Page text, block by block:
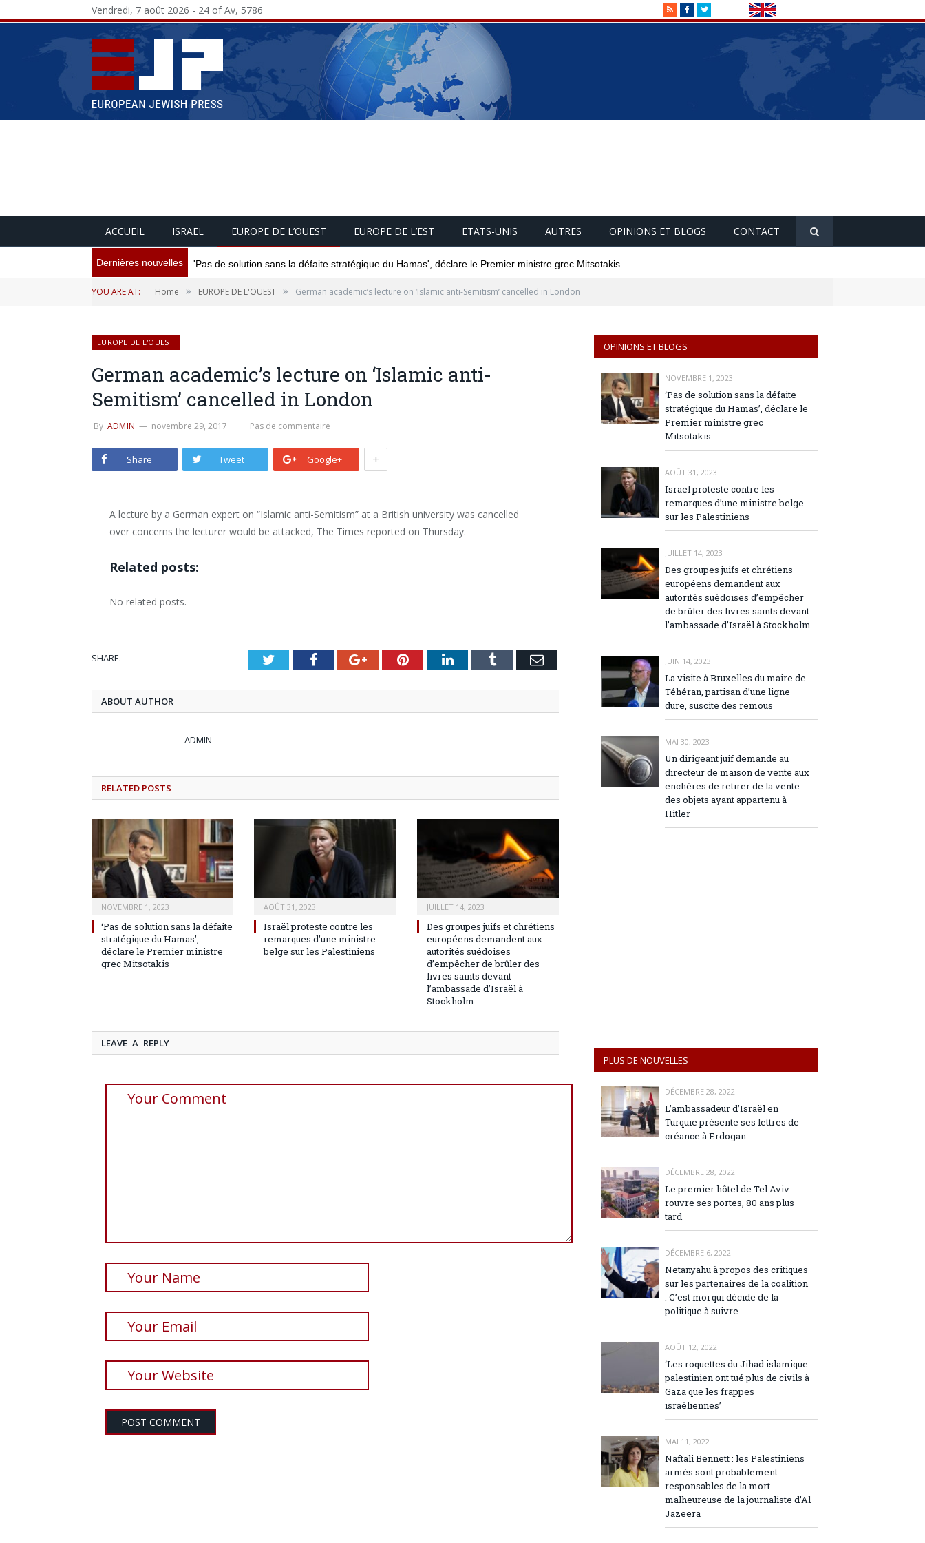
RSSFacebookTwitter
Vendredi, 7 août 2026 - 24 of Av, 5786
ACCUEIL ISRAEL EUROPE DE L’OUEST EUROPE DE L’EST ETATS-UNIS AUTRES OPINIONS ET BLOGS CONTACT
Dernières nouvelles 'Pas de solution sans la défaite stratégique du Hamas', déclare le Premier ministre grec Mitsotakis
YOU ARE AT: Home » EUROPE DE L'OUEST » German academic’s lecture on ‘Islamic anti-Semitism’ cancelled in London
EUROPE DE L'OUEST
German academic’s lecture on ‘Islamic anti-
Semitism’ cancelled in London
By ADMIN novembre 29, 2017 Pas de commentaire
Share Tweet Google+ +
A lecture by a German expert on “Islamic anti-Semitism” at a British university was cancelled
over concerns the lecturer would be attacked, The Times reported on Thursday.
Related posts:
No related posts.
SHARE. TwitterFacebookGoogle+PinterestLinkedInTumblr Email
ABOUT AUTHOR
ADMIN
RELATED POSTS
NOVEMBRE 1, 2023
‘Pas de solution sans la défaite
stratégique du Hamas’,
déclare le Premier ministre
grec Mitsotakis
AOÛT 31, 2023
Israël proteste contre les
remarques d’une ministre
belge sur les Palestiniens
JUILLET 14, 2023
Des groupes juifs et chrétiens
européens demandent aux
autorités suédoises
d’empêcher de brûler des
livres saints devant
l’ambassade d’Israël à
Stockholm
LEAVE A REPLY
OPINIONS ET BLOGS
NOVEMBRE 1, 2023
‘Pas de solution sans la défaite
stratégique du Hamas’, déclare le
Premier ministre grec
Mitsotakis
AOÛT 31, 2023
Israël proteste contre les
remarques d’une ministre belge
sur les Palestiniens
JUILLET 14, 2023
Des groupes juifs et chrétiens
européens demandent aux
autorités suédoises d’empêcher
de brûler des livres saints devant
l’ambassade d’Israël à Stockholm
JUIN 14, 2023
La visite à Bruxelles du maire de
Téhéran, partisan d’une ligne
dure, suscite des remous
MAI 30, 2023
Un dirigeant juif demande au
directeur de maison de vente aux
enchères de retirer de la vente
des objets ayant appartenu à
Hitler
PLUS DE NOUVELLES
DÉCEMBRE 28, 2022
L’ambassadeur d’Israël en
Turquie présente ses lettres de
créance à Erdogan
DÉCEMBRE 28, 2022
Le premier hôtel de Tel Aviv
rouvre ses portes, 80 ans plus
tard
DÉCEMBRE 6, 2022
Netanyahu à propos des critiques
sur les partenaires de la coalition
: C’est moi qui décide de la
politique à suivre
AOÛT 12, 2022
‘Les roquettes du Jihad islamique
palestinien ont tué plus de civils à
Gaza que les frappes
israéliennes’
MAI 11, 2022
Naftali Bennett : les Palestiniens
armés sont probablement
responsables de la mort
malheureuse de la journaliste d’Al
Jazeera